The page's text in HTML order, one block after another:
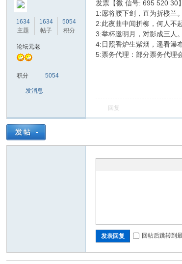
Bo
1634
主题
1634
帖子
5054
积分
论坛元老
积分 5054
发消息
发票【微 信号: 695 520 30
1:愿将腰下剑，直为折楼兰。
2:此夜曲中闻折柳，何人不
3:举杯邀明月，对影成三人。
4:日照香炉生紫烟，遥看瀑
5:票务代理：部分票务代理
回复
发表回复 回帖后跳转到